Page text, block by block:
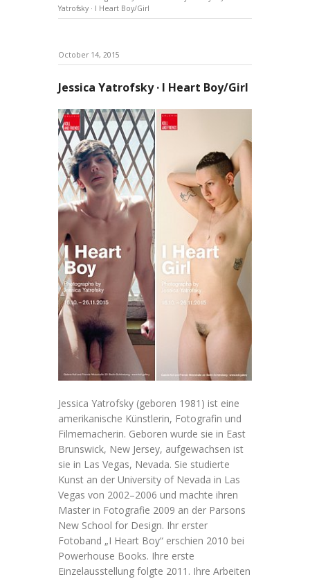
Yatrofsky · I Heart Boy/Girl
October 14, 2015
Jessica Yatrofsky · I Heart Boy/Girl
Jessica Yatrofsky (geboren 1981) ist eine
amerikanische Künstlerin, Fotografin und
Filmemacherin. Geboren wurde sie in East
Brunswick, New Jersey, aufgewachsen ist
sie in Las Vegas, Nevada. Sie studierte
Kunst an der University of Nevada in Las
Vegas von 2002–2006 und machte ihren
Master in Fotografie 2009 an der Parsons
New School for Design. Ihr erster
Fotoband „I Heart Boy“ erschien 2010 bei
Powerhouse Books. Ihre erste
Einzelausstellung folgte 2011. Ihre Arbeiten